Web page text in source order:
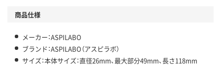
商品仕様
メーカー：ASPILABO
ブランド：ASPILABO（アスピラボ）
サイズ：本体サイズ：直径26mm、最大部分49mm、長さ118mm